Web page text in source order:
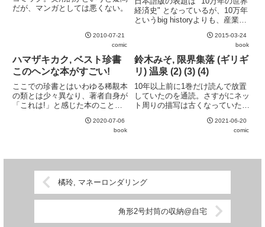
だが、マンガとしては悪くない。
2010-07-21
comic
経済史" となっているが、10万年
というbig historyよりも、産業革
の表題の "A Farewell to Alms" の
方が著者のメッセージを正しく伝
えているように感...
2015-03-24
book
ハマザキカク, ベスト珍書
このヘンな本がすごい!
ここでの珍書とはいわゆる稀覯本
の類とは少々異なり、著者自身が
「これは!」と感じた本のこと。
もあり、視点はどうしても出版人
寄り。写真集から語学書、医学書
る...
2020-07-06
book
鈴木みそ, 限界集落 (ギリギ
リ) 温泉 (2) (3) (4)
10年以上前に1巻だけ読んで放置
していたのを通読。さすがにネッ
ト周りの描写は古くなっていたり
いたりとアラはあるものの、それ
を吹き飛ばすだけの勢いがある。
ま...
2021-06-20
comic
橘玲, マネーロンダリング
角形2号封筒の収納@自宅